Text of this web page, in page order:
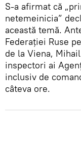
S-a afirmat că
netemeinicia”
această temă.
Federației Ruse
de la Viena,
inspectori ai
inclusiv de
câteva ore.